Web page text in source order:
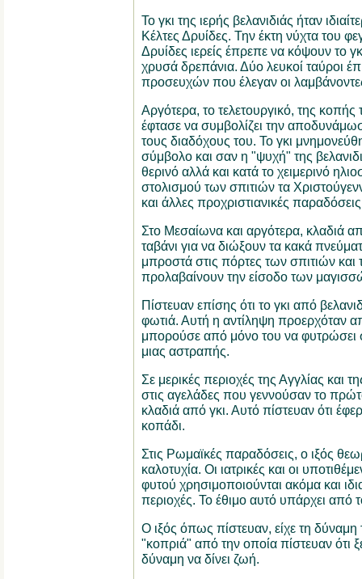
Το γκι της ιερής βελανιδιάς ήταν
Κέλτες Δρυίδες. Την έκτη νύχτα του
Δρυίδες ιερείς έπρεπε να κόψουν το
χρυσά δρεπάνια. Δύο λευκοί ταύροι
προσευχών που έλεγαν οι
Αργότερα, το τελετουργικό, της κοπής
έφτασε να συμβολίζει την
τους διαδόχους του. Το γκι
σύμβολο και σαν η "ψυχή" της
θερινό αλλά και κατά το χειμερινό
στολισμού των σπιτιών τα
και άλλες προχριστιανικές
Στο Μεσαίωνα και αργότερα, κλαδιά
ταβάνι για να διώξουν τα κακά
μπροστά στις πόρτες των σπιτιών
προλαβαίνουν την είσοδο των
Πίστευαν επίσης ότι το γκι από
φωτιά. Αυτή η αντίληψη προερχόταν
μπορούσε από μόνο του να φυτρώσει
μιας αστραπής.
Σε μερικές περιοχές της Αγγλίας και
στις αγελάδες που γεννούσαν το
κλαδιά από γκι. Αυτό πίστευαν ότι
κοπάδι.
Στις Ρωμαϊκές παραδόσεις, ο ιξός
καλοτυχία. Οι ιατρικές και οι
φυτού χρησιμοποιούνται ακόμα και
περιοχές. Το έθιμο αυτό υπάρχει από
Ο ιξός όπως πίστευαν, είχε τη δύναμη
"κοπριά" από την οποία πίστευαν ότι
δύναμη να δίνει ζωή.